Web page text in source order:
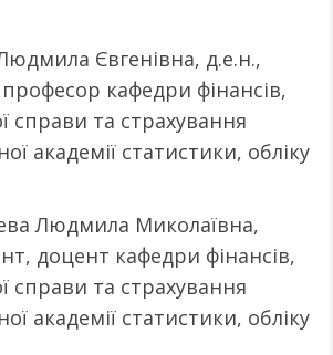
Євгенівна, д.е.н.,
кафедри фінансів,
справи та страхування
академії статистики, обліку
Людмила Миколаївна,
доцент кафедри фінансів,
справи та страхування
академії статистики, обліку